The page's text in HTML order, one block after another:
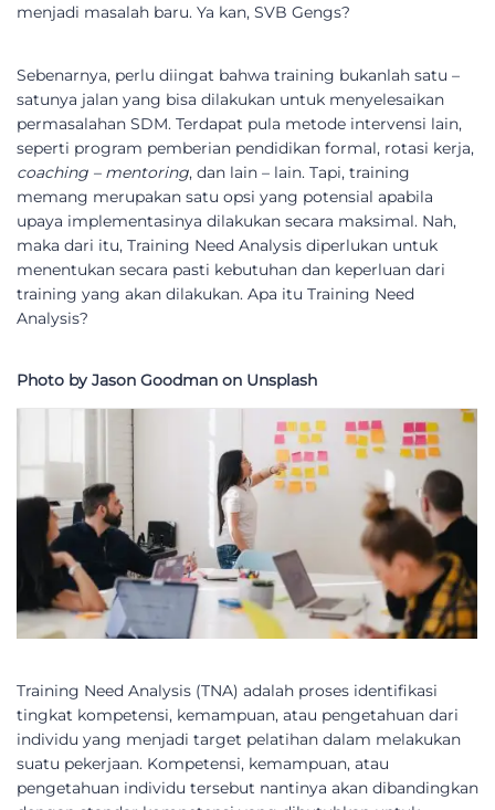
menjadi masalah baru. Ya kan, SVB Gengs?
Sebenarnya, perlu diingat bahwa training bukanlah satu –
satunya jalan yang bisa dilakukan untuk menyelesaikan
permasalahan SDM. Terdapat pula metode intervensi lain,
seperti program pemberian pendidikan formal, rotasi kerja,
coaching – mentoring, dan lain – lain. Tapi, training
memang merupakan satu opsi yang potensial apabila
upaya implementasinya dilakukan secara maksimal. Nah,
maka dari itu, Training Need Analysis diperlukan untuk
menentukan secara pasti kebutuhan dan keperluan dari
training yang akan dilakukan. Apa itu Training Need
Analysis?
Photo by Jason Goodman on Unsplash
Training Need Analysis (TNA) adalah proses identifikasi
tingkat kompetensi, kemampuan, atau pengetahuan dari
individu yang menjadi target pelatihan dalam melakukan
suatu pekerjaan. Kompetensi, kemampuan, atau
pengetahuan individu tersebut nantinya akan dibandingkan